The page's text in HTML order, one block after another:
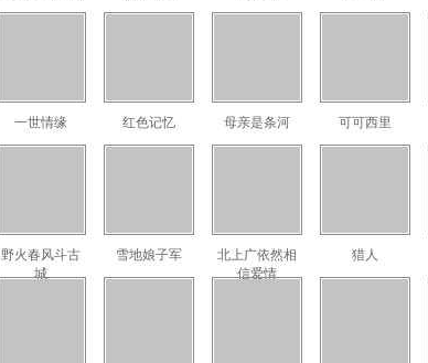
一世情缘 红色记忆 母亲是条河 可可西里
野火春风斗古
城
雪地娘子军
北上广依然相
信爱情
猎人